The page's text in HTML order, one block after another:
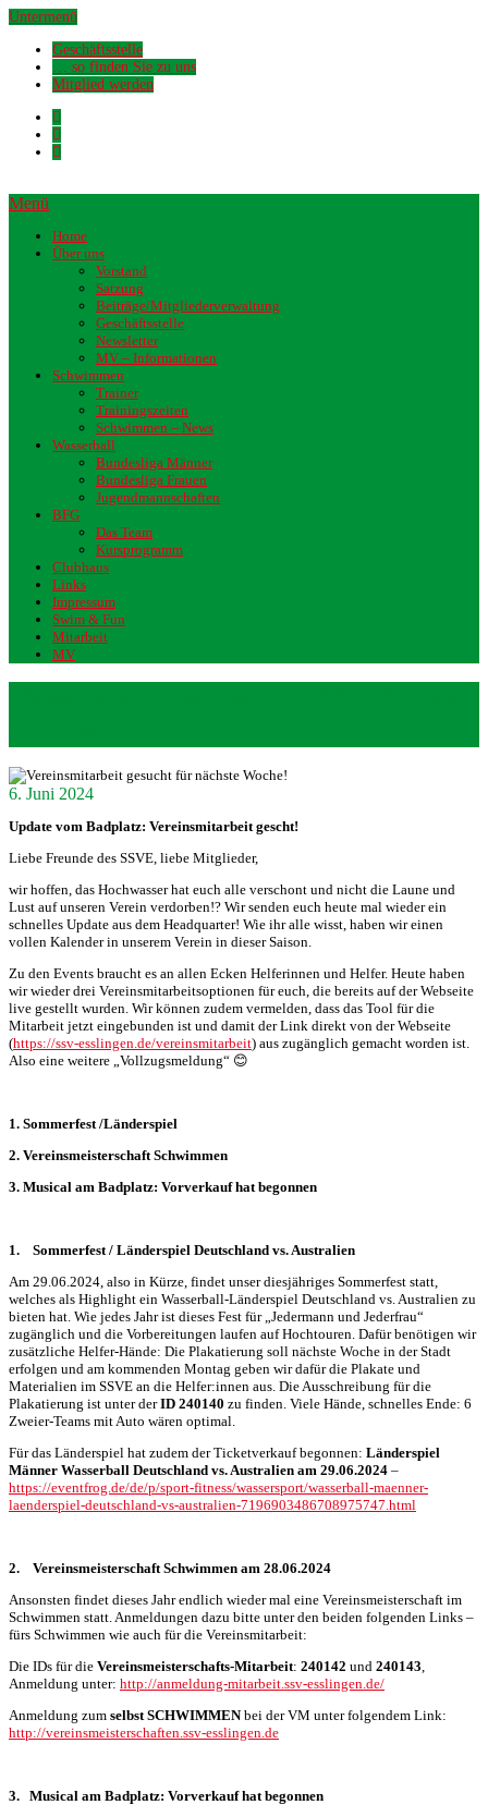
Untermenü
Geschäftsstelle
… so finden Sie zu uns
Mitglied werden
Menü
Home
Über uns
Vorstand
Satzung
Beiträge/Mitgliederverwaltung
Geschäftsstelle
Newsletter
MV – Informationen
Schwimmen
Trainer
Trainingszeiten
Schwimmen – News
Wasserball
Bundesliga Männer
Bundesliga Frauen
Jugendmannschaften
BFG
Das Team
Kursprogramm
Clubhaus
Links
Impressum
Swim & Fun
Mitarbeit
MV
6. Juni 2024
Update vom Badplatz: Vereinsmitarbeit gescht!
Liebe Freunde des SSVE, liebe Mitglieder,
wir hoffen, das Hochwasser hat euch alle verschont und nicht die Laune und
Lust auf unseren Verein verdorben!? Wir senden euch heute mal wieder ein
schnelles Update aus dem Headquarter! Wie ihr alle wisst, haben wir einen
vollen Kalender in unserem Verein in dieser Saison.
Zu den Events braucht es an allen Ecken Helferinnen und Helfer. Heute haben
wir wieder drei Vereinsmitarbeitsoptionen für euch, die bereits auf der Webseite
live gestellt wurden. Wir können zudem vermelden, dass das Tool für die
Mitarbeit jetzt eingebunden ist und damit der Link direkt von der Webseite
(https://ssv-esslingen.de/vereinsmitarbeit) aus zugänglich gemacht worden ist.
Also eine weitere „Vollzugsmeldung“ 😊
1. Sommerfest /Länderspiel
2. Vereinsmeisterschaft Schwimmen
3. Musical am Badplatz: Vorverkauf hat begonnen
1. Sommerfest / Länderspiel Deutschland vs. Australien
Am 29.06.2024, also in Kürze, findet unser diesjähriges Sommerfest statt,
welches als Highlight ein Wasserball-Länderspiel Deutschland vs. Australien zu
bieten hat. Wie jedes Jahr ist dieses Fest für „Jedermann und Jederfrau“
zugänglich und die Vorbereitungen laufen auf Hochtouren. Dafür benötigen wir
zusätzliche Helfer-Hände: Die Plakatierung soll nächste Woche in der Stadt
erfolgen und am kommenden Montag geben wir dafür die Plakate und
Materialien im SSVE an die Helfer:innen aus. Die Ausschreibung für die
Plakatierung ist unter derID 240140 zu finden. Viele Hände, schnelles Ende: 6
Zweier-Teams mit Auto wären optimal.
Für das Länderspiel hat zudem der Ticketverkauf begonnen: Länderspiel
Männer Wasserball Deutschland vs. Australien am 29.06.2024 –
https://eventfrog.de/de/p/sport-fitness/wassersport/wasserball-maenner-
laenderspiel-deutschland-vs-australien-7196903486708975747.html
2. Vereinsmeisterschaft Schwimmen am 28.06.2024
Ansonsten findet dieses Jahr endlich wieder mal eine Vereinsmeisterschaft im
Schwimmen statt. Anmeldungen dazu bitte unter den beiden folgenden Links –
fürs Schwimmen wie auch für die Vereinsmitarbeit:
Die IDs für die Vereinsmeisterschafts-Mitarbeit: 240142 und 240143
Anmeldung unter: http://anmeldung-mitarbeit.ssv-esslingen.de/
Anmeldung zum selbst SCHWIMMENbei der VM unter folgendem Link:
http://vereinsmeisterschaften.ssv-esslingen.de
3. Musical am Badplatz: Vorverkauf hat begonnen